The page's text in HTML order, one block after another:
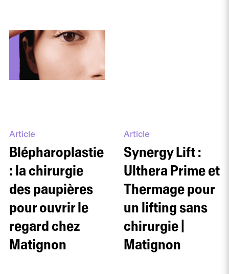
Article
Blépharoplastie
: la chirurgie
des paupières
pour ouvrir le
regard chez
Matignon
Article
Synergy Lift :
Ulthera Prime et
Thermage pour
un lifting sans
chirurgie |
Matignon